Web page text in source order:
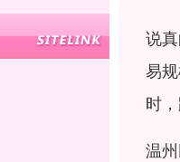
说
易
时
温